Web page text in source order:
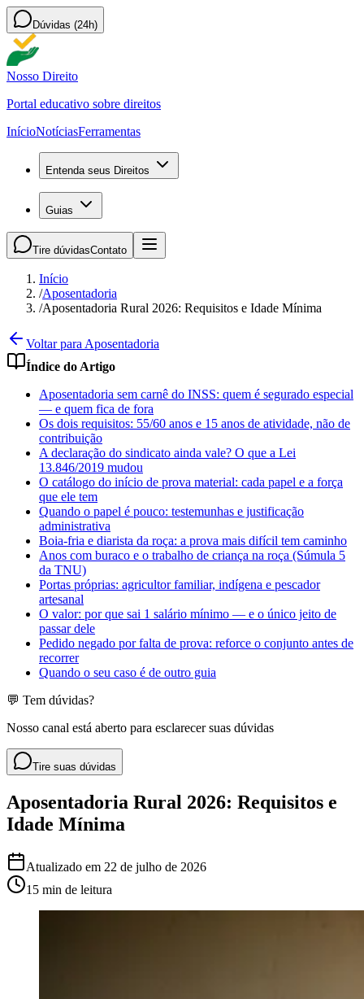
Dúvidas (24h)
Nosso Direito
Portal educativo sobre direitos
InícioNotíciasFerramentas
Entenda seus Direitos
Guias
Tire dúvidasContato
Início
/Aposentadoria
/Aposentadoria Rural 2026: Requisitos e Idade Mínima
Voltar para Aposentadoria
Índice do Artigo
Aposentadoria sem carnê do INSS: quem é segurado especial
— e quem fica de fora
Os dois requisitos: 55/60 anos e 15 anos de atividade, não de
contribuição
A declaração do sindicato ainda vale? O que a Lei
13.846/2019 mudou
O catálogo do início de prova material: cada papel e a força
que ele tem
Quando o papel é pouco: testemunhas e justificação
administrativa
Boia-fria e diarista da roça: a prova mais difícil tem caminho
Anos com buraco e o trabalho de criança na roça (Súmula 5
da TNU)
Portas próprias: agricultor familiar, indígena e pescador
artesanal
O valor: por que sai 1 salário mínimo — e o único jeito de
passar dele
Pedido negado por falta de prova: reforce o conjunto antes de
recorrer
Quando o seu caso é de outro guia
💬 Tem dúvidas?
Nosso canal está aberto para esclarecer suas dúvidas
Tire suas dúvidas
Aposentadoria Rural 2026: Requisitos e
Idade Mínima
Atualizado em 22 de julho de 2026
15 min de leitura